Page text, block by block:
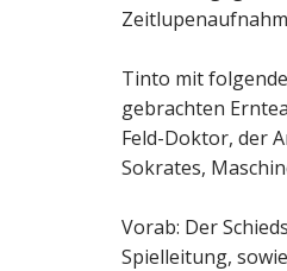
Tinto mit
gebrachten
Feld-Doktor, der
Sokrates,
Vorab: Der
Spielleitung,